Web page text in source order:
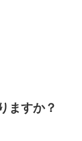
ますか？